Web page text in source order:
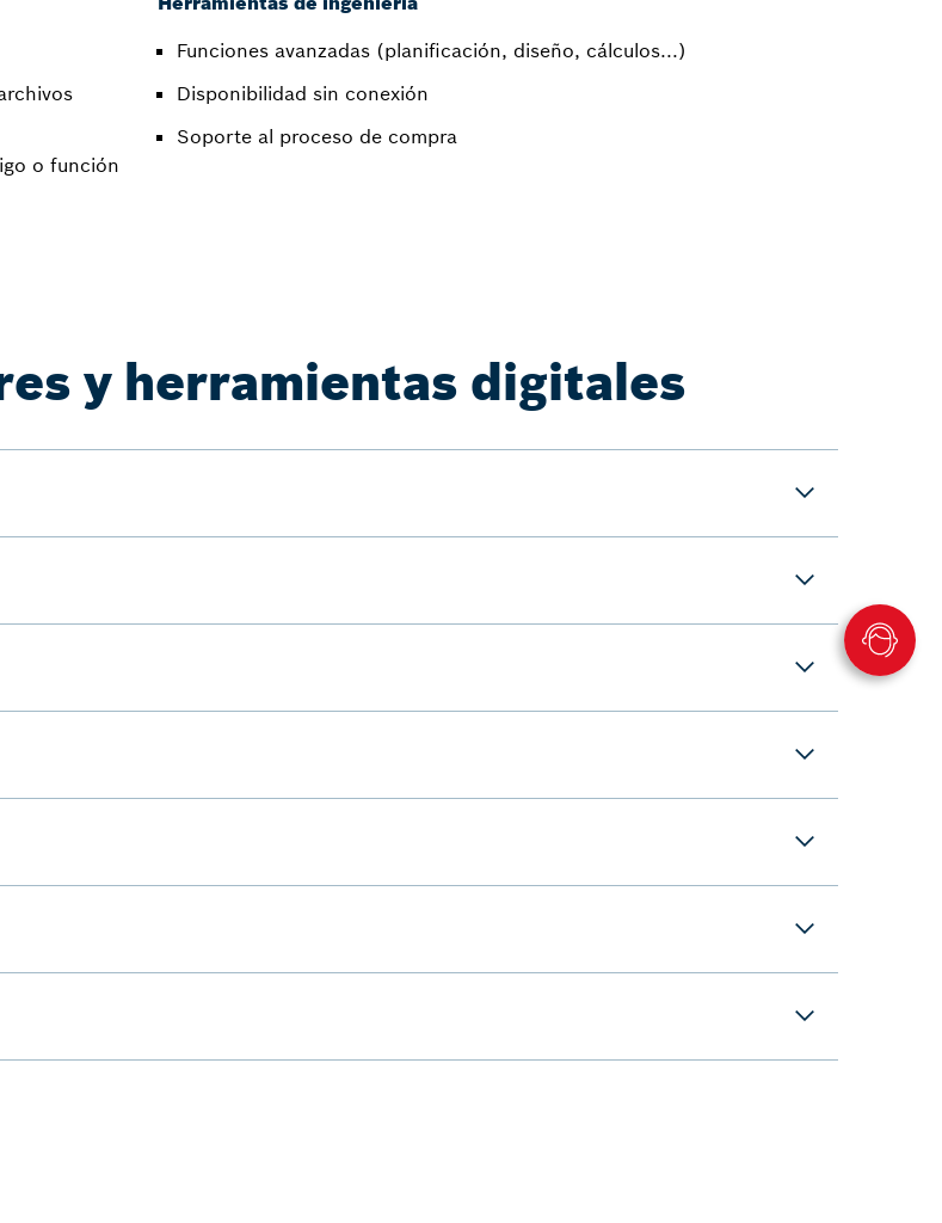
o función
Funciones avanzadas (planificación, diseño, cálculos...)
Disponibilidad sin conexión
Soporte al proceso de compra
y herramientas digitales